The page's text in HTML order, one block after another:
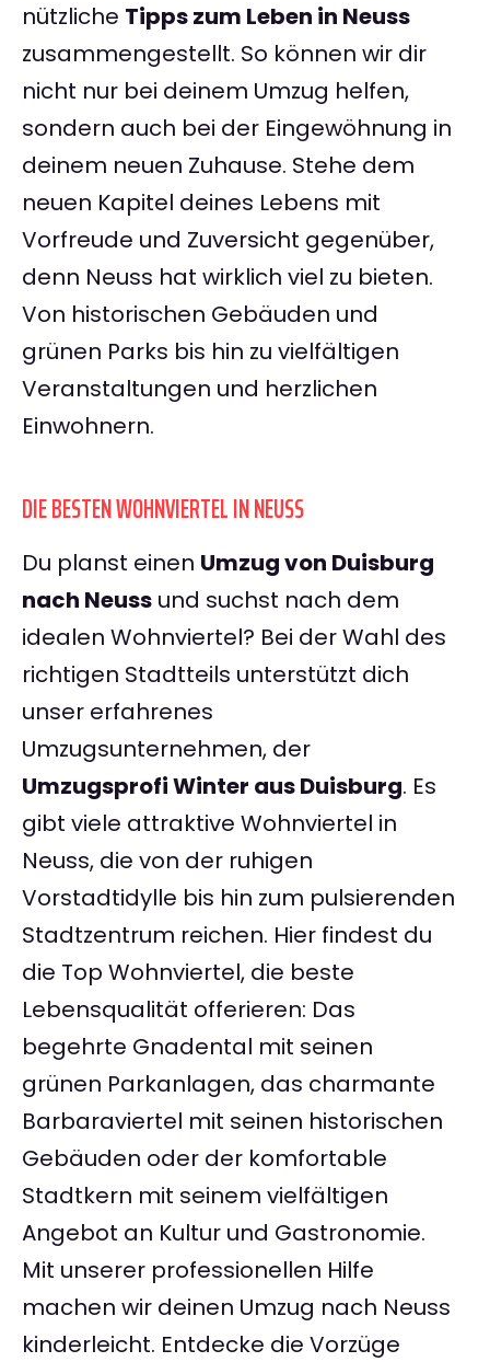
nützliche Tipps zum Leben in Neuss
zusammengestellt. So können wir dir
nicht nur bei deinem Umzug helfen,
sondern auch bei der Eingewöhnung in
deinem neuen Zuhause. Stehe dem
neuen Kapitel deines Lebens mit
Vorfreude und Zuversicht gegenüber,
denn Neuss hat wirklich viel zu bieten.
Von historischen Gebäuden und
grünen Parks bis hin zu vielfältigen
Veranstaltungen und herzlichen
Einwohnern.
DIE BESTEN WOHNVIERTEL IN NEUSS
Du planst einen Umzug von Duisburg
nach Neuss und suchst nach dem
idealen Wohnviertel? Bei der Wahl des
richtigen Stadtteils unterstützt dich
unser erfahrenes
Umzugsunternehmen, der
Umzugsprofi Winter aus Duisburg. Es
gibt viele attraktive Wohnviertel in
Neuss, die von der ruhigen
Vorstadtidylle bis hin zum pulsierenden
Stadtzentrum reichen. Hier findest du
die Top Wohnviertel, die beste
Lebensqualität offerieren: Das
begehrte Gnadental mit seinen
grünen Parkanlagen, das charmante
Barbaraviertel mit seinen historischen
Gebäuden oder der komfortable
Stadtkern mit seinem vielfältigen
Angebot an Kultur und Gastronomie.
Mit unserer professionellen Hilfe
machen wir deinen Umzug nach Neuss
kinderleicht. Entdecke die Vorzüge